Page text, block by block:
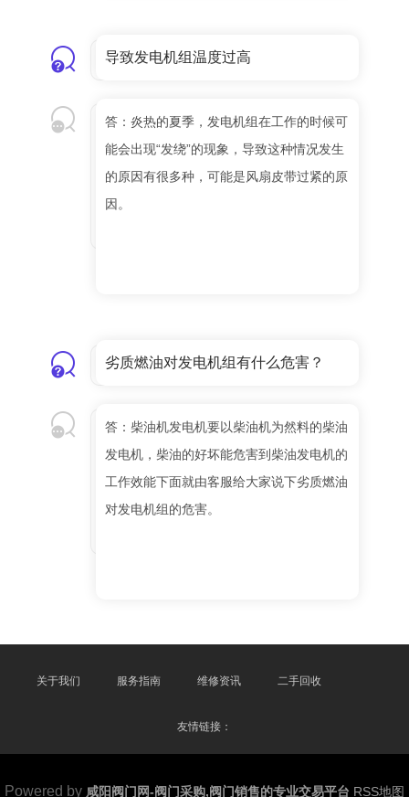
导致发电机组温度过高
答：炎热的夏季，发电机组在工作的时候可
能会出现“发绕”的现象，导致这种情况发生
的原因有很多种，可能是风扇皮带过紧的原
因。
劣质燃油对发电机组有什么危害？
答：柴油机发电机要以柴油机为然料的柴油
发电机，柴油的好坏能危害到柴油发电机的
工作效能下面就由客服给大家说下劣质燃油
对发电机组的危害。
关于我们 服务指南 维修资讯 二手回收
友情链接：
Powered by 咸阳阀门网-阀门采购,阀门销售的专业交易平台 RSS地图